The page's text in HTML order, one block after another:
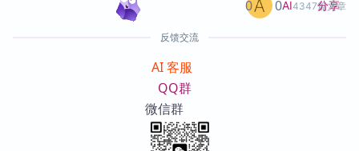
AI4347篇文章
0 0 分享
反馈交流
AI 客服
QQ群
微信群